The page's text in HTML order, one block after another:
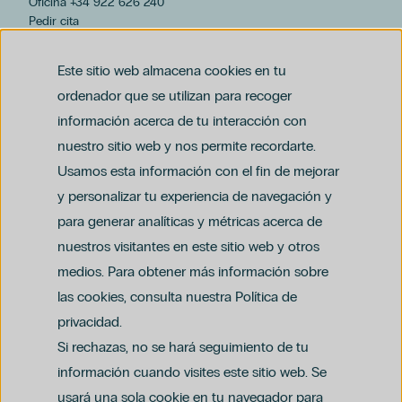
Este sitio web almacena cookies en tu
ordenador que se utilizan para recoger
información acerca de tu interacción con
nuestro sitio web y nos permite recordarte.
Usamos esta información con el fin de mejorar
y personalizar tu experiencia de navegación y
para generar analíticas y métricas acerca de
nuestros visitantes en este sitio web y otros
medios. Para obtener más información sobre
las cookies, consulta nuestra Política de
privacidad.
Si rechazas, no se hará seguimiento de tu
información cuando visites este sitio web. Se
usará una sola cookie en tu navegador para
Pedir cita
Política de privacidad y protección de datos
Política del canal ético (PDF)
Política de compliance penal (PDF)